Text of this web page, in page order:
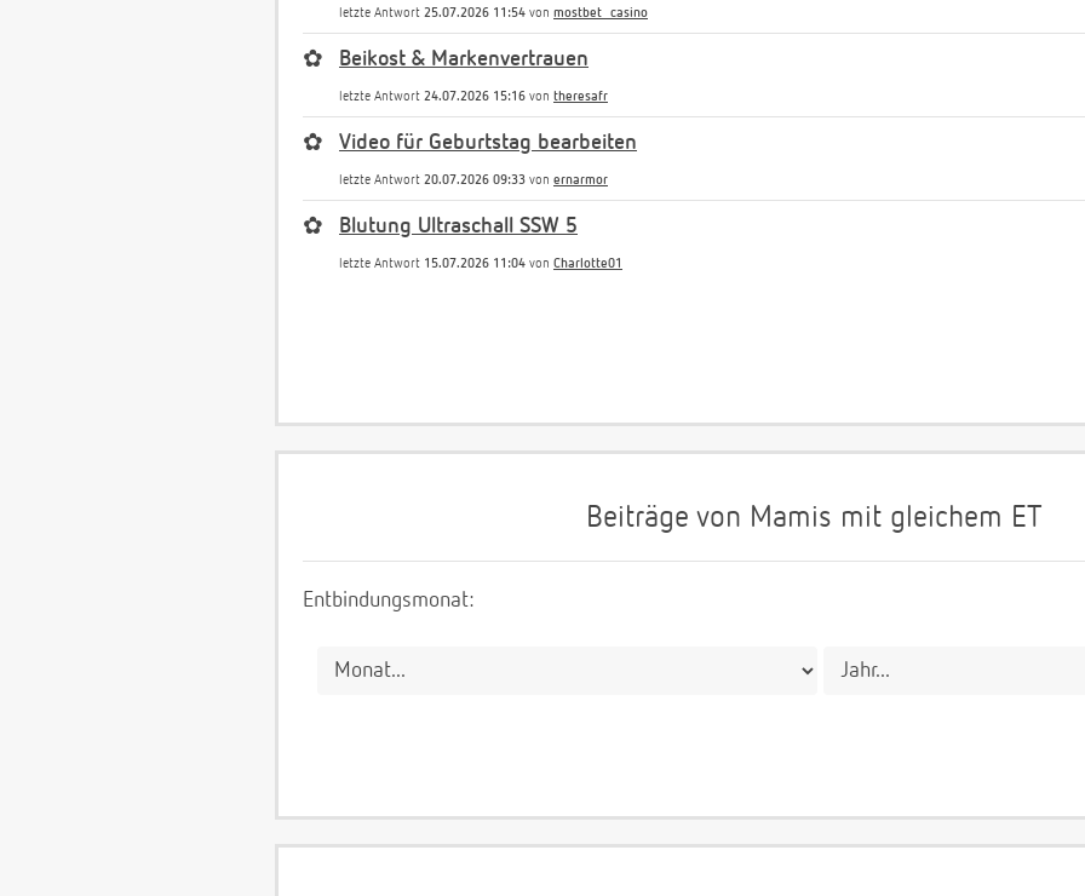
letzte Antwort 25.07.2026 11:54 von mostbet_casino
✿ Beikost & Markenvertrauen
letzte Antwort 24.07.2026 15:16 von theresafr
✿ Video für Geburtstag bearbeiten
letzte Antwort 20.07.2026 09:33 von ernarmor
✿ Blutung Ultraschall SSW 5
letzte Antwort 15.07.2026 11:04 von Charlotte01
Beiträge von Mamis mit gleichem ET
Entbindungsmonat: